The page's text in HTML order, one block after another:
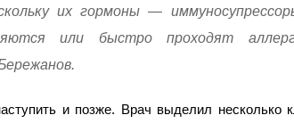
их гормоны —
или быстро проходят
и позже. Врач выделил несколько